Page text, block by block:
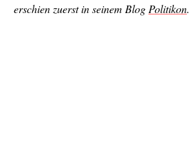
erschien zuerst in seinem Blog Politikon.